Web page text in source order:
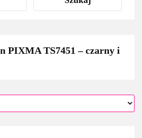
PIXMA TS7451 – czarny i